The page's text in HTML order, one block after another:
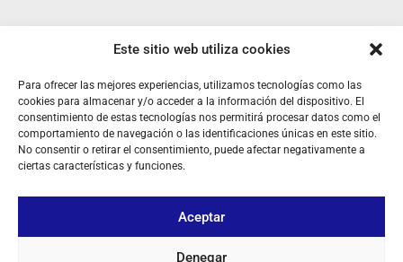
Este sitio web utiliza cookies
Para ofrecer las mejores experiencias, utilizamos tecnologías como las
cookies para almacenar y/o acceder a la información del dispositivo. El
consentimiento de estas tecnologías nos permitirá procesar datos como el
comportamiento de navegación o las identificaciones únicas en este sitio.
No consentir o retirar el consentimiento, puede afectar negativamente a
ciertas características y funciones.
Aceptar
Denegar
SOBRE NOSOTROS